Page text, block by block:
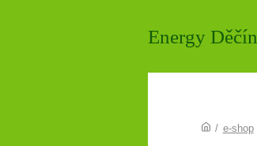
Energy Děčín
/ e-shop